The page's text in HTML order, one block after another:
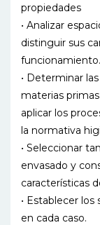
propiedades
• Analizar
distinguir sus
funcionamiento.
• Determinar
materias
aplicar los
la normativa
• Seleccionar
envasado y
características
• Establecer
en cada caso.